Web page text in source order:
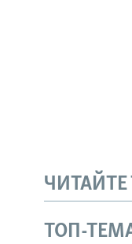
ЧИТАЙТЕ
ТОП-